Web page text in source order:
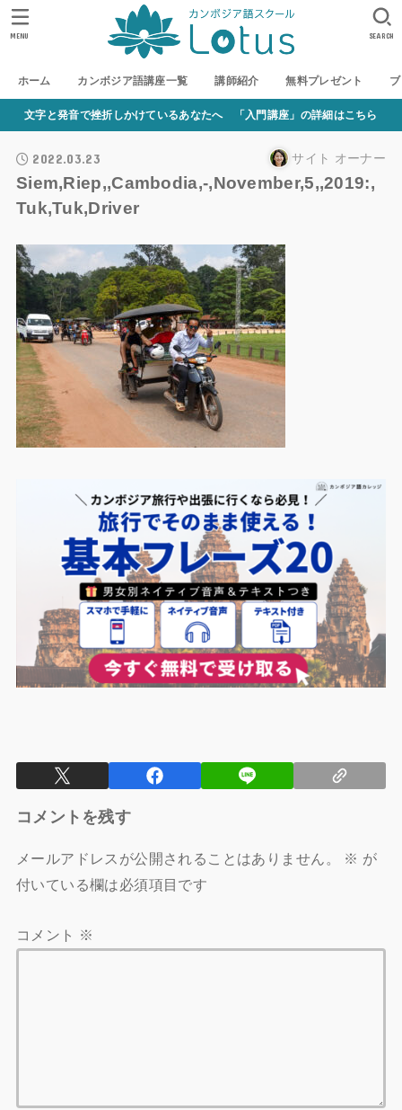
ホーム カンボジア語講座一覧 講師紹介 無料プレゼント
SEARCH
MENU
文字と発音で挫折しかけているあなたへ 「入門講座」の詳細はこちら
2022.03.23 サイト オーナー
Siem,Riep,,Cambodia,-,November,5,,2019:,
Tuk,Tuk,Driver
コメントを残す
メールアドレスが公開されることはありません。 ※ が
付いている欄は必須項目です
コメント ※